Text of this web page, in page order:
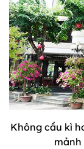
Không cầu kì
mảnh